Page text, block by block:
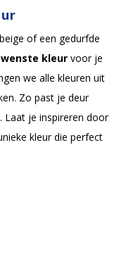
of een gedurfde
kleur voor je
we alle kleuren uit
Zo past je deur
Laat je inspireren door
kleur die perfect